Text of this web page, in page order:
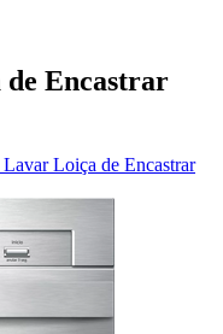
Encastrar
Loiça de Encastrar